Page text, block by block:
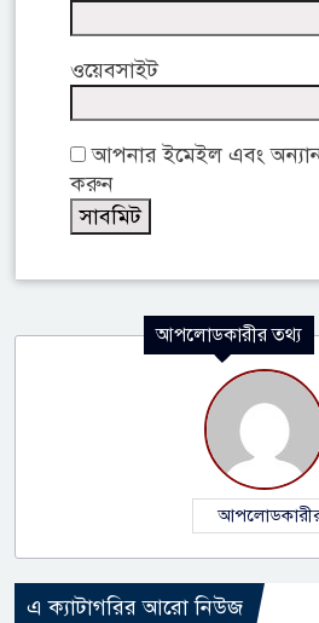
ওয়েবসাইট
আপনার ইমেইল এবং
করুন
আপলোডকারীর তথ্য
এ ক্যাটাগরির আরো নিউজ